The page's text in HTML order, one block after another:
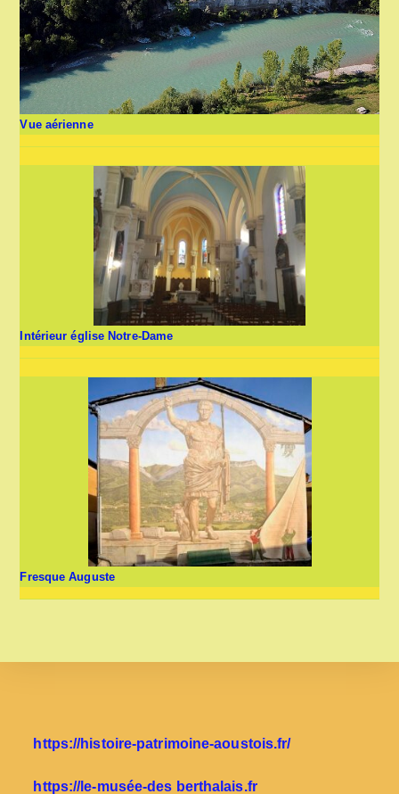
Vue aérienne
Intérieur église Notre-Dame
Fresque Auguste
https://histoire-patrimoine-aoustois.fr/
https://le-musée-des berthalais.fr